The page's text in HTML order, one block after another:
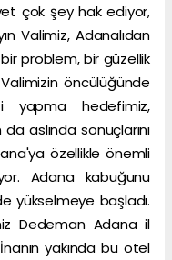
çok şey hak ediyor,
Valimiz, Adanalıdan
problem, bir güzellik
öncülüğünde
yapma hedefimiz,
aslında sonuçlarını
özellikle önemli
Adana kabuğunu
yükselmeye başladı.
Dedeman Adana il
yakında bu otel